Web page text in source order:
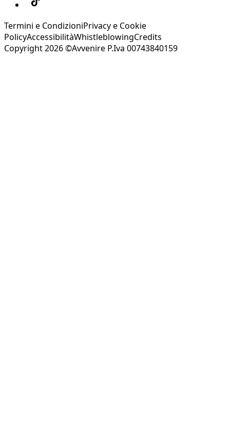
Termini e CondizioniPrivacy e Cookie
PolicyAccessibilitàWhistleblowingCredits
Copyright 2026 ©Avvenire P.Iva 00743840159